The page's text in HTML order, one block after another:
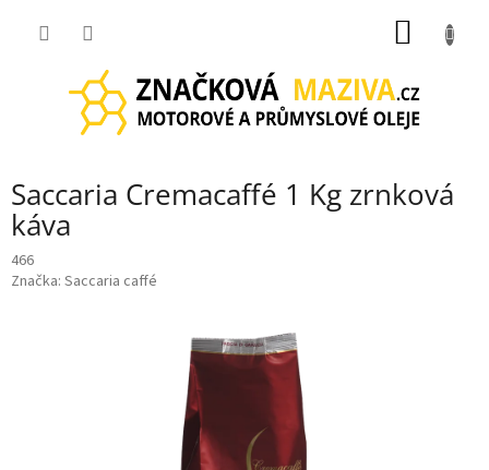
Saccaria Cremacaffé 1 Kg zrnková
káva
466
Značka: Saccaria caffé